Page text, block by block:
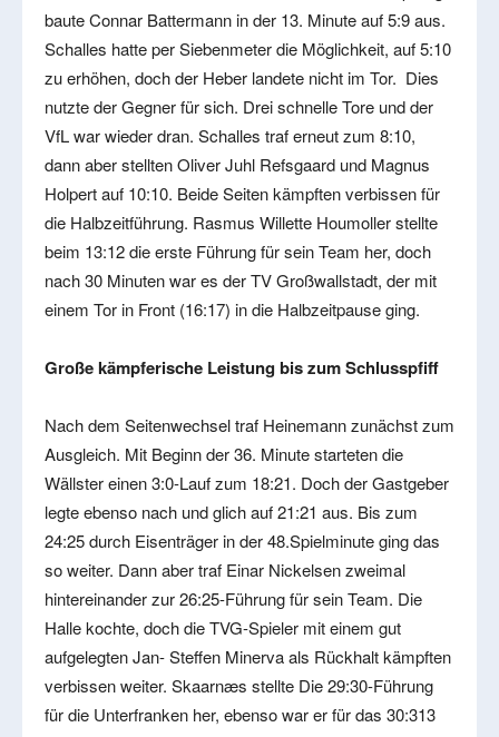
baute Connar Battermann in der 13. Minute auf 5:9 aus.
Schalles hatte per Siebenmeter die Möglichkeit, auf 5:10
zu erhöhen, doch der Heber landete nicht im Tor. Dies
nutzte der Gegner für sich. Drei schnelle Tore und der
VfL war wieder dran. Schalles traf erneut zum 8:10,
dann aber stellten Oliver Juhl Refsgaard und Magnus
Holpert auf 10:10. Beide Seiten kämpften verbissen für
die Halbzeitführung. Rasmus Willette Houmoller stellte
beim 13:12 die erste Führung für sein Team her, doch
nach 30 Minuten war es der TV Großwallstadt, der mit
einem Tor in Front (16:17) in die Halbzeitpause ging.
Große kämpferische Leistung bis zum Schlusspfiff
Nach dem Seitenwechsel traf Heinemann zunächst zum
Ausgleich. Mit Beginn der 36. Minute starteten die
Wällster einen 3:0-Lauf zum 18:21. Doch der Gastgeber
legte ebenso nach und glich auf 21:21 aus. Bis zum
24:25 durch Eisenträger in der 48.Spielminute ging das
so weiter. Dann aber traf Einar Nickelsen zweimal
hintereinander zur 26:25-Führung für sein Team. Die
Halle kochte, doch die TVG-Spieler mit einem gut
aufgelegten Jan- Steffen Minerva als Rückhalt kämpften
verbissen weiter. Skaarnæs stellte Die 29:30-Führung
für die Unterfranken her, ebenso war er für das 30:313